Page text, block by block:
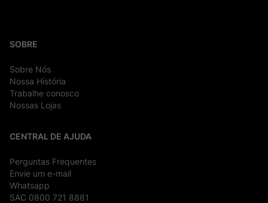
SOBRE
Sobre Nós
Nossa História
Trabalhe conosco
Nossas Lojas
CENTRAL DE AJUDA
Perguntas Frequentes
Envie um e-mail
Whatsapp
SAC 0800 721 8881